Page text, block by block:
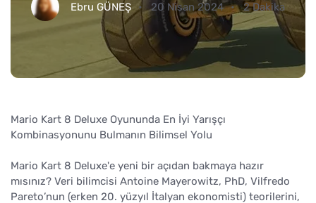
Ebru GÜNEŞ 20 Nisan 2024 2 Dakika
Mario Kart 8 Deluxe Oyununda En İyi Yarışçı
Kombinasyonunu Bulmanın Bilimsel Yolu
Mario Kart 8 Deluxe'e yeni bir açıdan bakmaya hazır
mısınız? Veri bilimcisi Antoine Mayerowitz, PhD, Vilfredo
Pareto’nun (erken 20. yüzyıl İtalyan ekonomisti) teorilerini,